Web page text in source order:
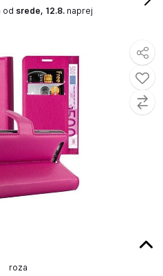
roza
od srede, 12.8. naprej